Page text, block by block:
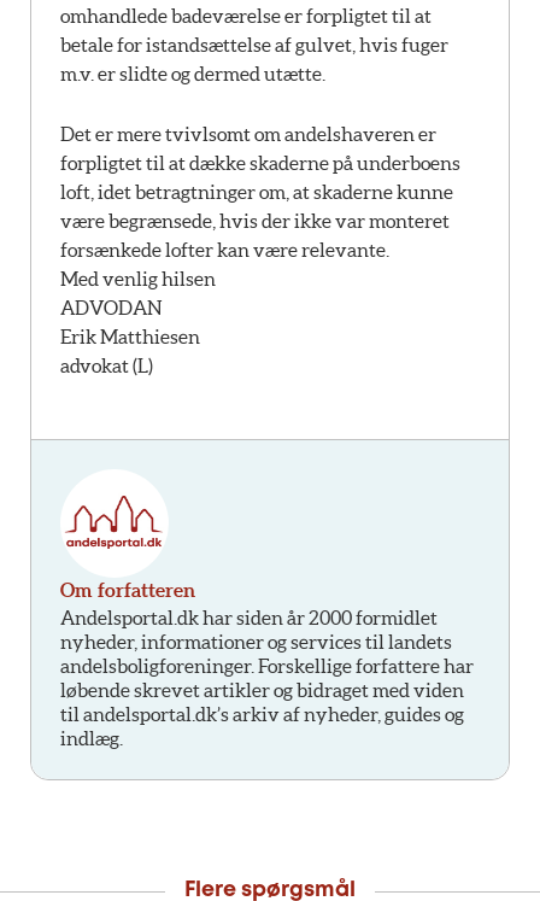
omhandlede badeværelse er forpligtet til at
betale for istandsættelse af gulvet, hvis fuger
m.v. er slidte og dermed utætte.
Det er mere tvivlsomt om andelshaveren er
forpligtet til at dække skaderne på underboens
loft, idet betragtninger om, at skaderne kunne
være begrænsede, hvis der ikke var monteret
forsænkede lofter kan være relevante.
Med venlig hilsen
ADVODAN
Erik Matthiesen
advokat (L)
Om forfatteren
Andelsportal.dk har siden år 2000 formidlet
nyheder, informationer og services til landets
andelsboligforeninger. Forskellige forfattere har
løbende skrevet artikler og bidraget med viden
til andelsportal.dk’s arkiv af nyheder, guides og
indlæg.
Flere spørgsmål